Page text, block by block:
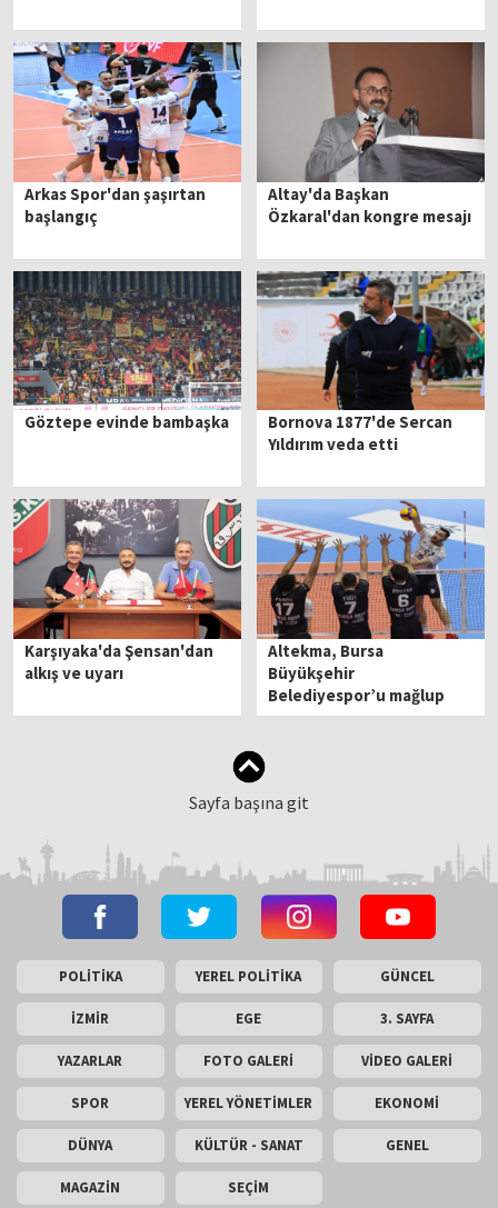
Arkas Spor'dan şaşırtan
başlangıç
Altay'da Başkan
Özkaral'dan kongre mesajı
Göztepe evinde bambaşka
Bornova 1877'de Sercan
Yıldırım veda etti
Karşıyaka'da Şensan'dan
alkış ve uyarı
Altekma, Bursa
Büyükşehir
Belediyespor’u mağlup
etti
Sayfa başına git
POLİTİKA YEREL POLİTİKA GÜNCEL
İZMİR EGE 3. SAYFA
YAZARLAR FOTO GALERİ VİDEO GALERİ
SPOR YEREL YÖNETİMLER EKONOMİ
DÜNYA KÜLTÜR - SANAT GENEL
MAGAZİN SEÇİM